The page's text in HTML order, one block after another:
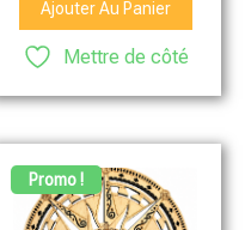
Ajouter Au Panier
Mettre de côté
Promo !